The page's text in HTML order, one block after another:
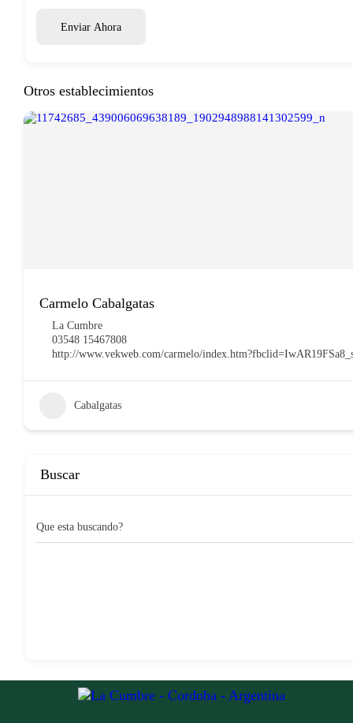
Enviar Ahora
Otros establecimientos
Carmelo Cabalgatas
La Cumbre
03548 15467808
http://www.vekweb.com/carmelo/
Cabalgatas
Buscar
Que esta buscando?